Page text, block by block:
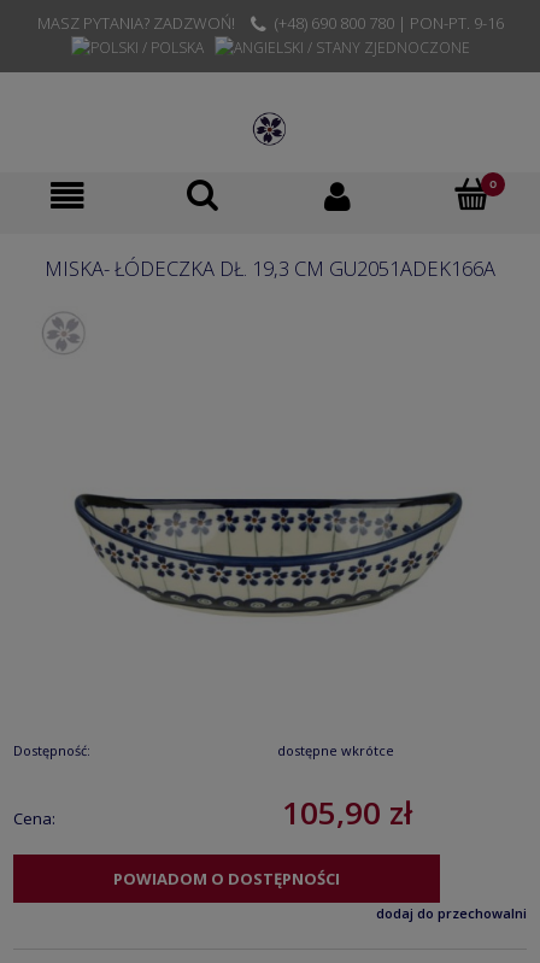
MASZ PYTANIA? ZADZWOŃ! (+48) 690 800 780 | PON-PT. 9-16
MISKA- ŁÓDECZKA DŁ. 19,3 CM GU2051ADEK166A
Dostępność: dostępne wkrótce
Cena: 105,90 zł
POWIADOM O DOSTĘPNOŚCI
dodaj do przechowalni